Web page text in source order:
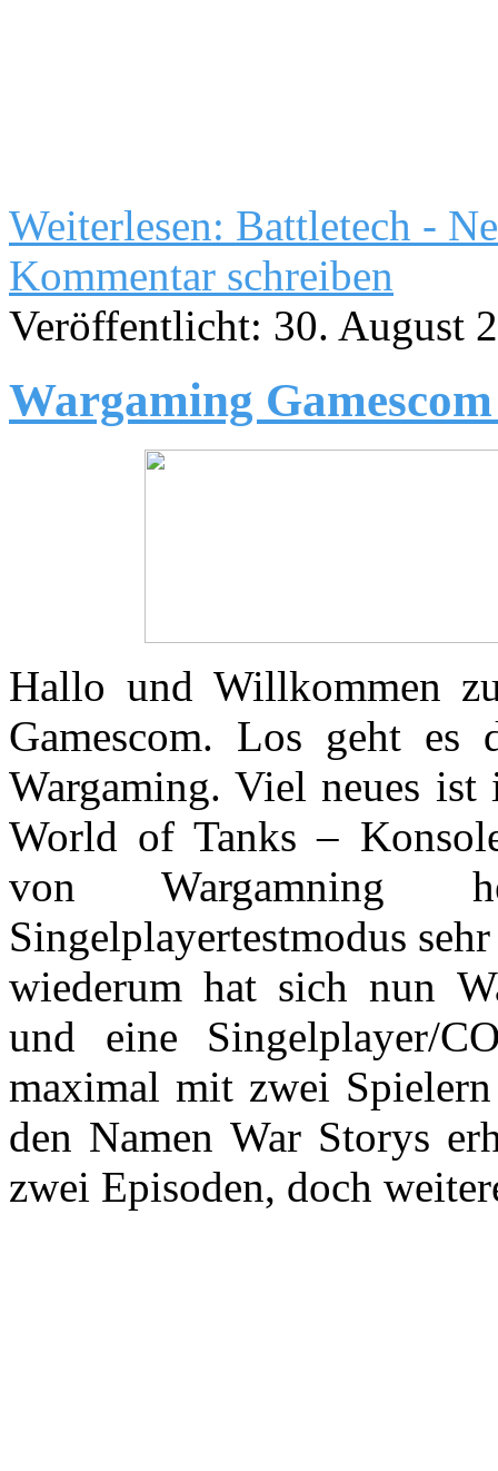
Weiterlesen: Battletech -
Kommentar schreiben
Veröffentlicht: 30. August
Wargaming
Hallo und Willkommen
Gamescom. Los geht es
Wargaming. Viel neues
World of Tanks –
von Wargamning
Singelplayertestmodus
wiederum hat sich nun
und eine Singelplayer/
maximal mit zwei
den Namen War Storys
zwei Episoden, doch